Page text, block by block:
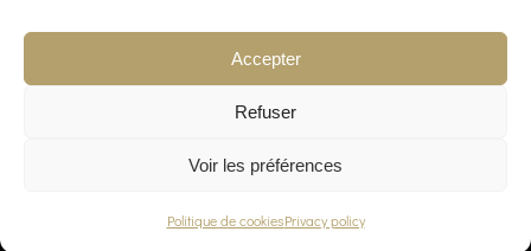
Accepter
Refuser
Voir les préférences
Politique de cookiesPrivacy policy
PRIVACY POLICY CONTACT